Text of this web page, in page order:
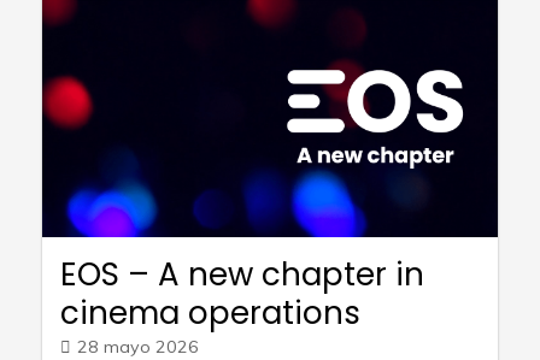
EOS – A new chapter in
cinema operations
28 mayo 2026